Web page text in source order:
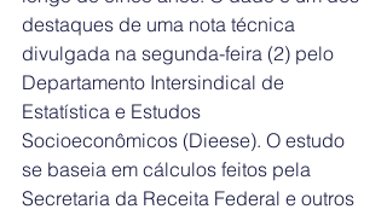
destaques de uma nota técnica
divulgada na segunda-feira (2) pelo
Departamento Intersindical de
Estatística e Estudos
Socioeconômicos (Dieese). O estudo
se baseia em cálculos feitos pela
Secretaria da Receita Federal e outros